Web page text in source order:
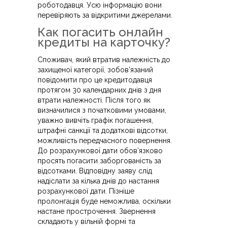
роботодавця. Усю інформацію вони
перевіряють за відкритими джерелами.
Как погасить онлайн
кредиты на карточку?
Споживач, який втратив належність до
захищеної категорії, зобов’язаний
повідомити про це кредитодавця
протягом 30 календарних днів з дня
втрати належності. Після того як
визначилися з початковими умовами,
уважно вивчіть графік погашення,
штрафні санкції та додаткові відсотки,
можливість передчасного повернення.
До розрахункової дати обов’язково
просять погасити заборгованість за
відсотками. Відповідну заяву слід
надіслати за кілька днів до настання
розрахункової дати. Пізніше
пролонгація буде неможлива, оскільки
настане прострочення. Звернення
складають у вільній формі та